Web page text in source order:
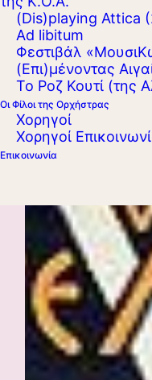
(Dis)playing Attica
Ad libitum
Φεστιβάλ
(Επι)μένοντας
Το Ροζ Κουτί (της
Οι Φίλοι της Ορχήστρας
Χορηγοί
Χορηγοί
Επικοινωνία